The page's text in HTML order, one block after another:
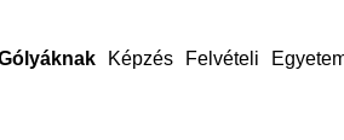
Képzés Felvételi